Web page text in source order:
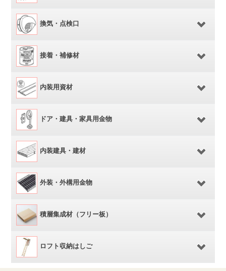
換気・点検口
接着・補修材
内装用資材
ドア・建具・家具用金物
内装建具・建材
外装・外構用金物
積層集成材（フリー板）
ロフト収納はしご